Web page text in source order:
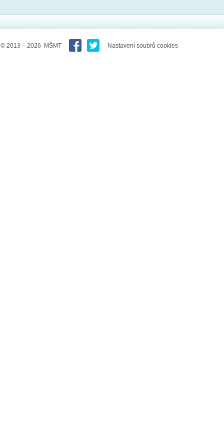
© 2013 – 2026 MŠMT Nastavení soubrů cookies